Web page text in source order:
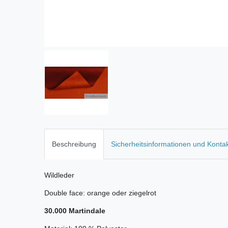
Beschreibung Sicherheitsinformationen und
Wildleder
Double face: orange oder ziegelrot
30.000 Martindale